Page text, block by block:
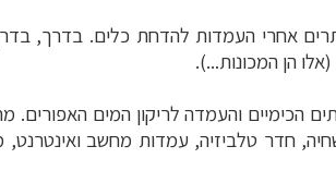
אחרי העמדות להדחת כלים. בדרך,
הן המכונות...).
הכימיים והעמדה לריקון המים האפורים.
חדר טלביזיה, עמדות מחשב ואינטרנט,